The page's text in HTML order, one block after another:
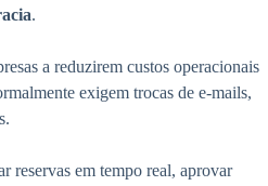
.
a reduzirem custos operacionais
exigem trocas de e-mails,
reservas em tempo real, aprovar